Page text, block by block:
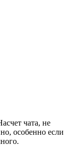
чата, не
особенно если